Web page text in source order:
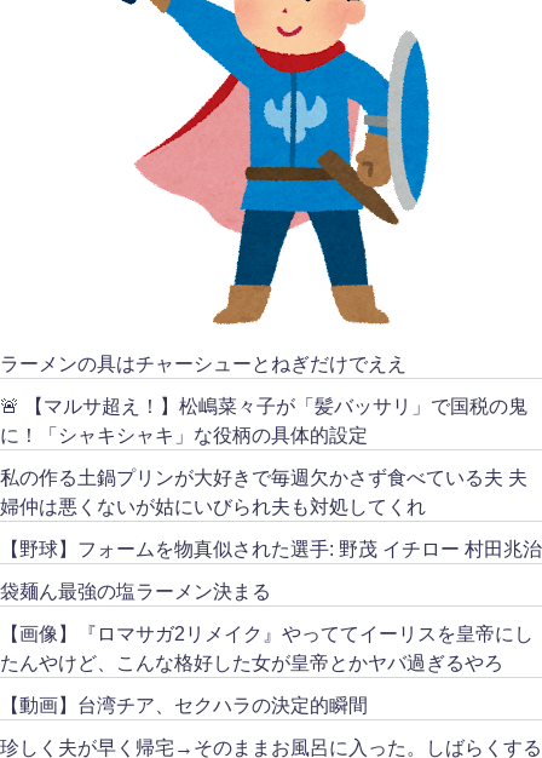
ラーメンの具はチャーシューとねぎだけでええ
🚨 【マルサ超え！】松嶋菜々子が「髪バッサリ」で国税の鬼
に！「シャキシャキ」な役柄の具体的設定
私の作る土鍋プリンが大好きで毎週欠かさず食べている夫 夫
婦仲は悪くないが姑にいびられ夫も対処してくれ
【野球】フォームを物真似された選手: 野茂 イチロー 村田兆治
袋麺ん最強の塩ラーメン決まる
【画像】『ロマサガ2リメイク』やっててイーリスを皇帝にし
たんやけど、こんな格好した女が皇帝とかヤバ過ぎるやろ
【動画】台湾チア、セクハラの決定的瞬間
珍しく夫が早く帰宅→そのままお風呂に入った。しばらくする